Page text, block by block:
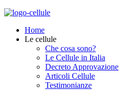
Home
Le cellule
Che cosa sono?
Le Cellule in Italia
Decreto Approvazione
Articoli Cellule
Testimonianze